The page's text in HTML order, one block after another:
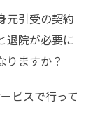
元引受の契約
退院が必要に
りますか？
ビスで行って